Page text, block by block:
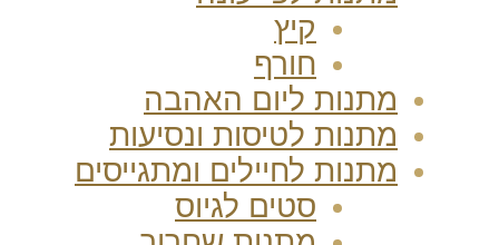
קיץ
חורף
מתנות ליום האהבה
מתנות לטיסות ונסיעות
מתנות לחיילים ומתגייסים
סטים לגיוס